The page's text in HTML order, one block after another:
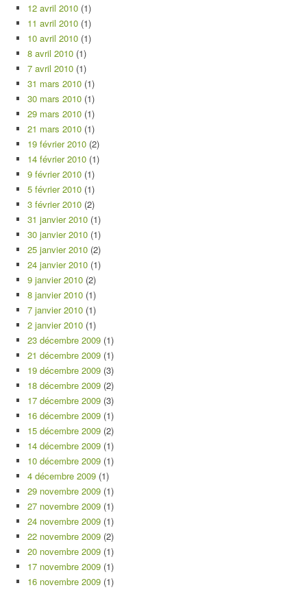
12 avril 2010 (1)
11 avril 2010 (1)
10 avril 2010 (1)
8 avril 2010 (1)
7 avril 2010 (1)
31 mars 2010 (1)
30 mars 2010 (1)
29 mars 2010 (1)
21 mars 2010 (1)
19 février 2010 (2)
14 février 2010 (1)
9 février 2010 (1)
5 février 2010 (1)
3 février 2010 (2)
31 janvier 2010 (1)
30 janvier 2010 (1)
25 janvier 2010 (2)
24 janvier 2010 (1)
9 janvier 2010 (2)
8 janvier 2010 (1)
7 janvier 2010 (1)
2 janvier 2010 (1)
23 décembre 2009 (1)
21 décembre 2009 (1)
19 décembre 2009 (3)
18 décembre 2009 (2)
17 décembre 2009 (3)
16 décembre 2009 (1)
15 décembre 2009 (2)
14 décembre 2009 (1)
10 décembre 2009 (1)
4 décembre 2009 (1)
29 novembre 2009 (1)
27 novembre 2009 (1)
24 novembre 2009 (1)
22 novembre 2009 (2)
20 novembre 2009 (1)
17 novembre 2009 (1)
16 novembre 2009 (1)